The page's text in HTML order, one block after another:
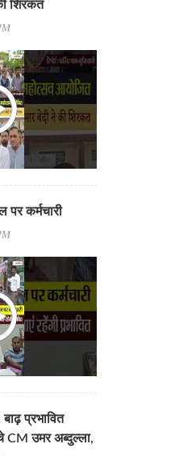
शिरकत
पर कर्मचारी
प्रभावित
CM उमर अब्दुल्ला,